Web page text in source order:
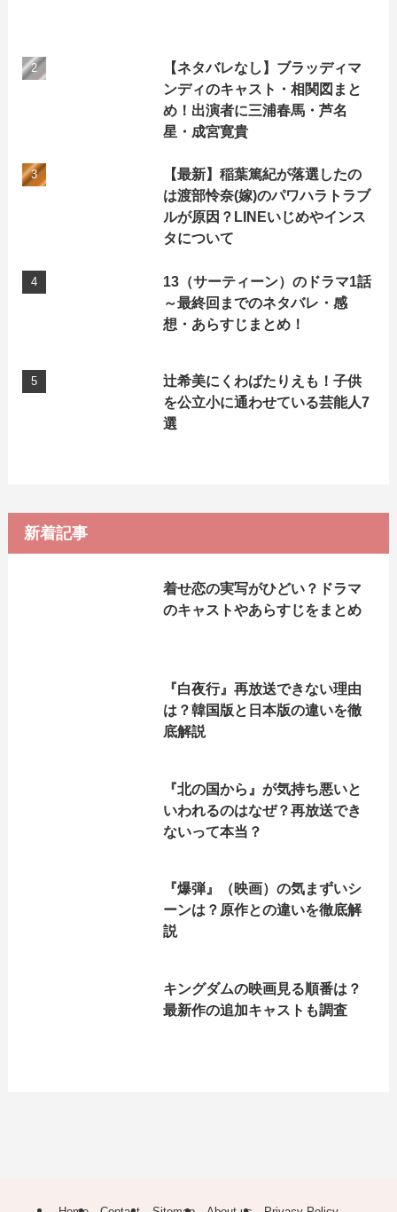
【ネタバレなし】ブラッディマ
ンディのキャスト・相関図まと
め！出演者に三浦春馬・芦名
星・成宮寛貴
【最新】稲葉篤紀が落選したの
は渡部怜奈(嫁)のパワハラトラブ
ルが原因？LINEいじめやインス
タについて
13（サーティーン）のドラマ1話
～最終回までのネタバレ・感
想・あらすじまとめ！
辻希美にくわばたりえも！子供
を公立小に通わせている芸能人7
選
新着記事
着せ恋の実写がひどい？ドラマ
のキャストやあらすじをまとめ
『白夜行』再放送できない理由
は？韓国版と日本版の違いを徹
底解説
『北の国から』が気持ち悪いと
いわれるのはなぜ？再放送でき
ないって本当？
『爆弾』（映画）の気まずいシ
ーンは？原作との違いを徹底解
説
キングダムの映画見る順番は？
最新作の追加キャストも調査